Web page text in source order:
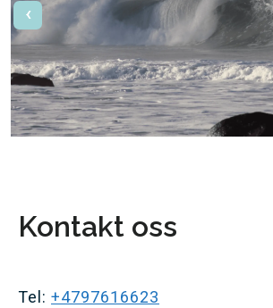
‹
Kontakt oss
Tel: +4797616623